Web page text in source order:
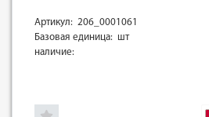
Артикул: 206_0001061
Базовая единица: шт
наличие: